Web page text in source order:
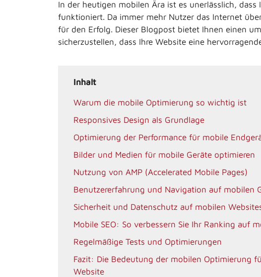
In der heutigen mobilen Ära ist es unerlässlich,
funktioniert. Da immer mehr Nutzer das Internet
für den Erfolg. Dieser Blogpost bietet Ihnen einen
sicherzustellen, dass Ihre Website eine
Inhalt
Warum die mobile Optimierung so wichtig ist
Responsives Design als Grundlage
Optimierung der Performance für mobile
Bilder und Medien für mobile Geräte optimieren
Nutzung von AMP (Accelerated Mobile Pages)
Benutzererfahrung und Navigation auf mobilen
Sicherheit und Datenschutz auf mobilen
Mobile SEO: So verbessern Sie Ihr Ranking auf
Regelmäßige Tests und Optimierungen
Fazit: Die Bedeutung der mobilen Optimierung
Website